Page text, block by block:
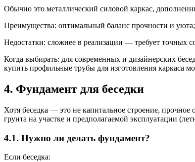
Обычно это металлический силовой каркас,
Преимущества: оптимальный баланс прочности и
Недостатки: сложнее в реализации — требует точных
Когда выбирать: для современных и дизайнерских
купить профильные трубы для изготовления каркаса
4. Фундамент для беседки
Хотя беседка — это не капитальное строение,
грунта на участке и предполагаемой эксплуатации
4.1. Нужно ли делать фундамент?
Если беседка: